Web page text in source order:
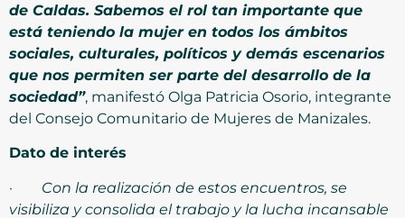
de Caldas. Sabemos el rol tan importante que
está teniendo la mujer en todos los ámbitos
sociales, culturales, políticos y demás escenarios
que nos permiten ser parte del desarrollo de la
sociedad”, manifestó Olga Patricia Osorio, integrante
del Consejo Comunitario de Mujeres de Manizales.
Dato de interés
· Con la realización de estos encuentros, se
visibiliza y consolida el trabajo y la lucha incansable